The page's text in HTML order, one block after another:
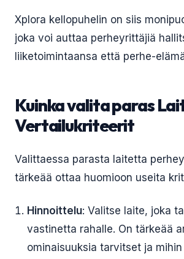
Xplora kellopuhelin on siis
joka voi auttaa perheyrittäjiä
liiketoimintaansa että perhe-
Kuinka valita paras
Vertailukriteerit
Valittaessa parasta laitetta
tärkeää ottaa huomioon useita
Hinnoittelu: Valitse laite, joka
vastinetta rahalle. On tärkeää
ominaisuuksia tarvitset ja